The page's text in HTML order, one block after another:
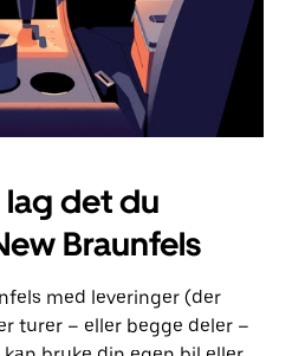
lag det du
Braunfels
med leveringer (der
turer – eller begge deler –